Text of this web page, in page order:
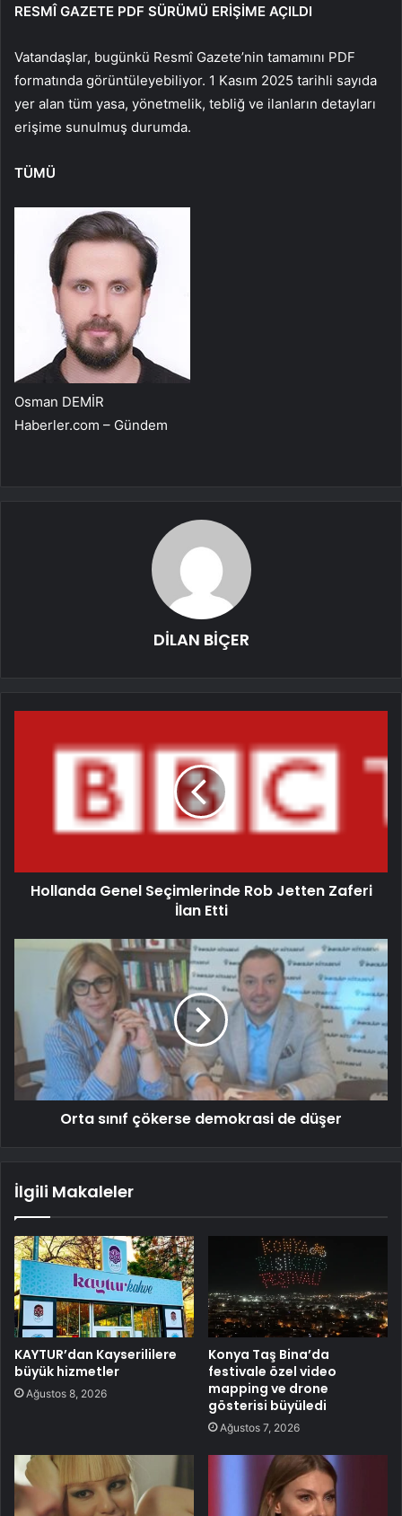
RESMÎ GAZETE PDF SÜRÜMÜ ERİŞİME AÇILDI
Vatandaşlar, bugünkü Resmî Gazete’nin tamamını PDF
formatında görüntüleyebiliyor. 1 Kasım 2025 tarihli sayıda
yer alan tüm yasa, yönetmelik, tebliğ ve ilanların detayları
erişime sunulmuş durumda.
TÜMÜ
Osman DEMİR
Haberler.com – Gündem
DİLAN BİÇER
Hollanda Genel Seçimlerinde Rob Jetten Zaferi
İlan Etti
Orta sınıf çökerse demokrasi de düşer
İlgili Makaleler
KAYTUR’dan Kayserililere
büyük hizmetler
Ağustos 8, 2026
Konya Taş Bina’da
festivale özel video
mapping ve drone
gösterisi büyüledi
Ağustos 7, 2026